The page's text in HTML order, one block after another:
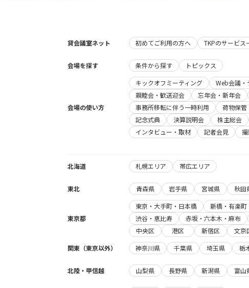
貸会議室ネット 初めてご利用の方へ TKPのサービス
会場を探す 条件から探す トピックス
会場の使い方
キックオフミーティング Web会議・
親睦会・歓送迎会
忘年会・新年会
事務所移転に伴う一時利用
荷物保管
記念式典
決算説明会 株主総会
インタビュー・取材
記者会見
北海道 札幌エリア 帯広エリア
東北 青森県 岩手県 宮城県 秋田
東京都
東京・大手町・日本橋 新橋・有楽町
渋谷・恵比寿
赤坂・六本木・麻布
中央区
港区 新宿区 文京
関東（東京以外）
神奈川県 千葉県 埼玉県 栃
北陸・甲信越 山梨県 長野県 新潟県 富山